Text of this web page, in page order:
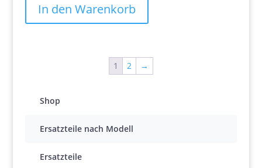
In den Warenkorb
1 2 →
Shop
Ersatzteile nach Modell
Ersatzteile